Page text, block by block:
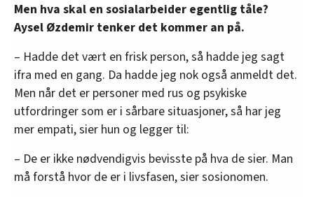
Men hva skal en sosialarbeider egentlig tåle?
Aysel Øzdemir tenker det kommer an på.
– Hadde det vært en frisk person, så hadde jeg sagt
ifra med en gang. Da hadde jeg nok også anmeldt det.
Men når det er personer med rus og psykiske
utfordringer som er i sårbare situasjoner, så har jeg
mer empati, sier hun og legger til:
– De er ikke nødvendigvis bevisste på hva de sier. Man
må forstå hvor de er i livsfasen, sier sosionomen.